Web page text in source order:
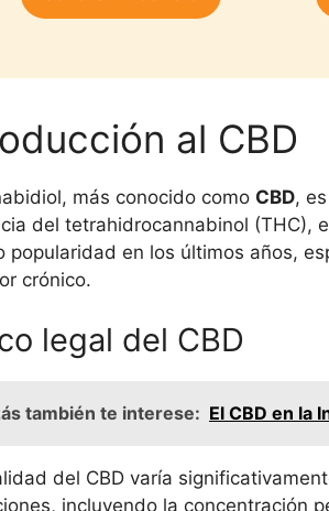
$25,000. $15,000.
al CBD
más conocido como CBD,
del tetrahidrocannabinol (THC),
popularidad en los últimos años,
crónico.
legal del CBD
también te interese: El CBD en la
del CBD varía
incluyendo la concentración